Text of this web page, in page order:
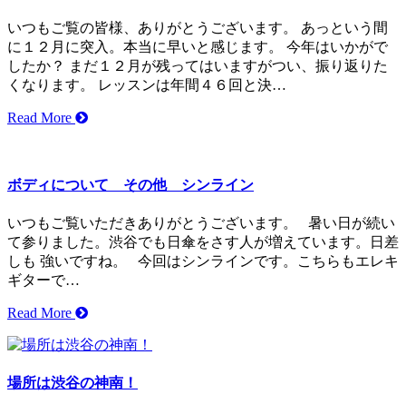
いつもご覧の皆様、ありがとうございます。 あっという間
に１２月に突入。本当に早いと感じます。 今年はいかがで
したか？ まだ１２月が残ってはいますがつい、振り返りた
くなります。 レッスンは年間４６回と決…
Read More
ボディについて その他 シンライン
いつもご覧いただきありがとうございます。 暑い日が続い
て参りました。渋谷でも日傘をさす人が増えています。日差
しも 強いですね。 今回はシンラインです。こちらもエレキ
ギターで…
Read More
場所は渋谷の神南！